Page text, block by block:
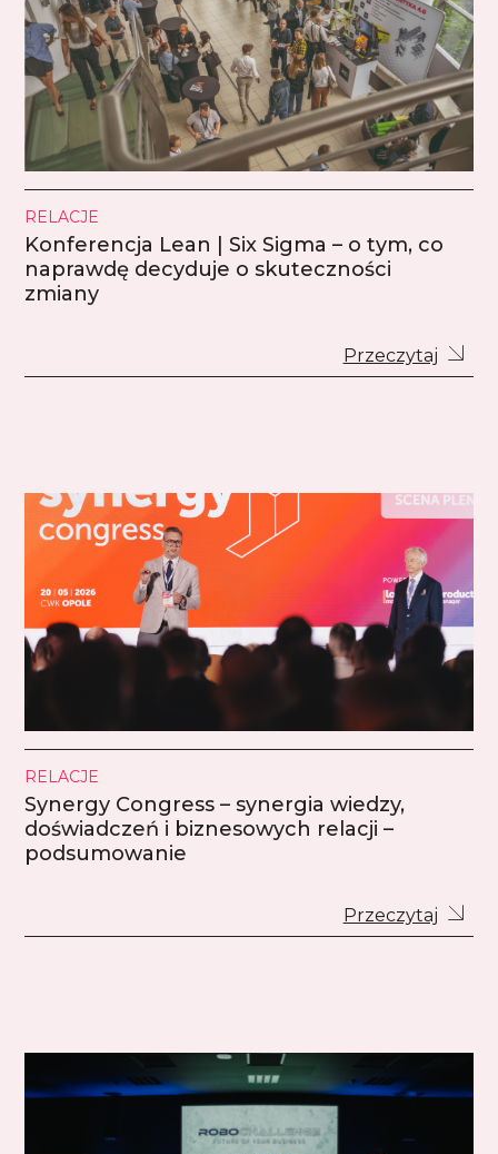
RELACJE
Konferencja Lean | Six Sigma – o tym, co
naprawdę decyduje o skuteczności
zmiany
Przeczytaj
RELACJE
Synergy Congress – synergia wiedzy,
doświadczeń i biznesowych relacji –
podsumowanie
Przeczytaj